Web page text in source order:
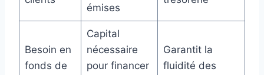
émises
Besoin en
fonds de
Capital
nécessaire
pour financer
Garantit la
fluidité des